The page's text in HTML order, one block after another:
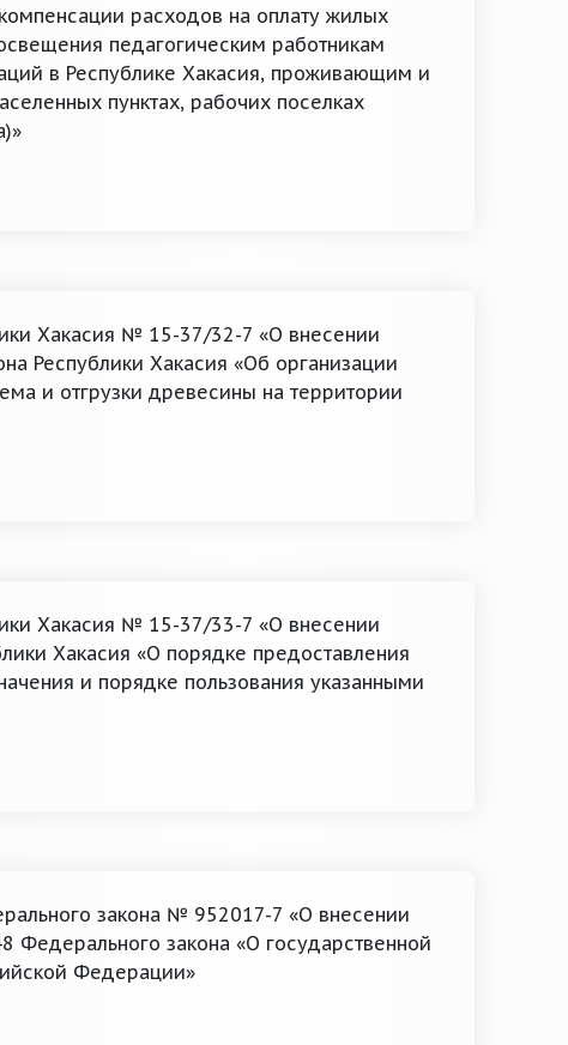
расходов на оплату жилых
педагогическим работникам
в Республике Хакасия, проживающим и
пунктах, рабочих поселках
Хакасия № 15-37/32-7 «О внесении
Республики Хакасия «Об организации
и отгрузки древесины на территории
Хакасия № 15-37/33-7 «О внесении
Хакасия «О порядке предоставления
и порядке пользования указанными
закона № 952017-7 «О внесении
Федерального закона «О государственной
Федерации»